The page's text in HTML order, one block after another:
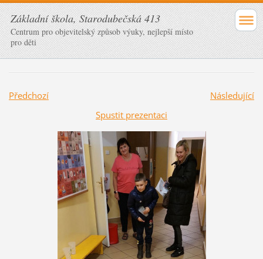
Základní škola, Starodubečská 413
Centrum pro objevitelský způsob výuky, nejlepší místo
pro děti
Předchozí
Následující
Spustit prezentaci